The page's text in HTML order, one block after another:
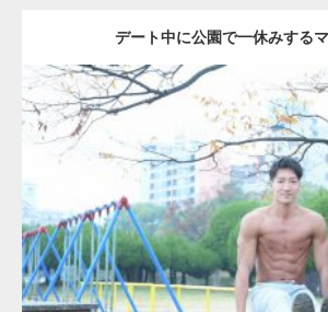
デート中に公園で一休みする
Update:2021.07.6
Category:公園のマッチョ その他 AKIHITO(
ダウンロード